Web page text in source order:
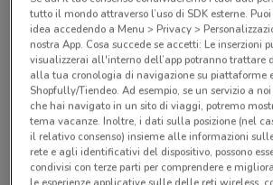
Ci dispiace, al momento non
volantini nella tua zona.
tutto il mondo attraverso l’uso di SDK esterne.
idea accedendo a Menu > Privacy >
nostra App. Cosa succede se accetti: Le inserzioni
visualizzerai all'interno dell’app potranno trattare
alla tua cronologia di navigazione su piattaforme
Shopfully/Tiendeo. Ad esempio, se un servizio a
che hai navigato in un sito di viaggi, potremo
tema vacanze. Inoltre, i dati sulla posizione (nel
il relativo consenso) insieme alle informazioni
rete e agli identificativi del dispositivo, possono
condivisi con terze parti per comprendere e